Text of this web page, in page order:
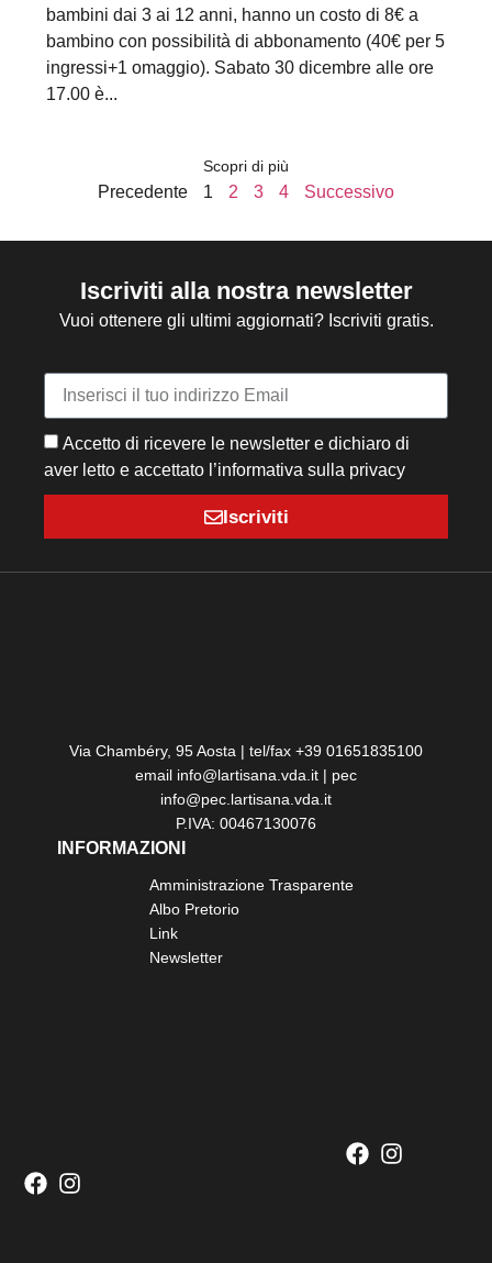
bambini dai 3 ai 12 anni, hanno un costo di 8€ a
bambino con possibilità di abbonamento (40€ per 5
ingressi+1 omaggio). Sabato 30 dicembre alle ore
17.00 è...
Scopri di più
Precedente 1 2 3 4 Successivo
Iscriviti alla nostra newsletter
Vuoi ottenere gli ultimi aggiornati? Iscriviti gratis.
Accetto di ricevere le newsletter e dichiaro di
aver letto e accettato l’informativa sulla privacy
Iscriviti
Via Chambéry, 95 Aosta | tel/fax +39 01651835100
email info@lartisana.vda.it | pec
info@pec.lartisana.vda.it
P.IVA: 00467130076
INFORMAZIONI
Amministrazione Trasparente
Albo Pretorio
Link
Newsletter